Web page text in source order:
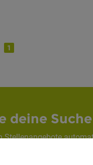
1
deine
Stellenangebote